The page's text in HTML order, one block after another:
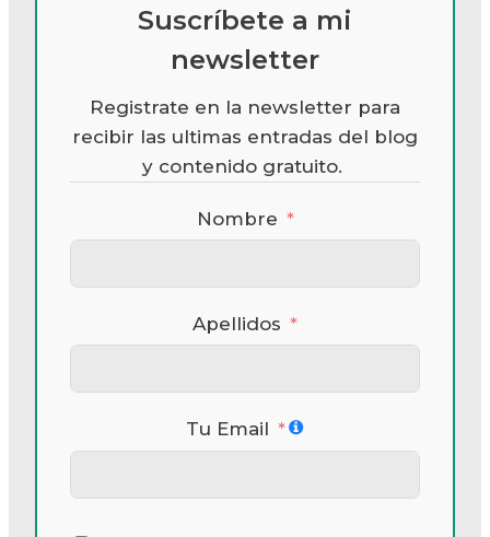
Suscríbete a mi
newsletter
Registrate en la newsletter para
recibir las ultimas entradas del blog
y contenido gratuito.
Nombre
Apellidos
Tu Email